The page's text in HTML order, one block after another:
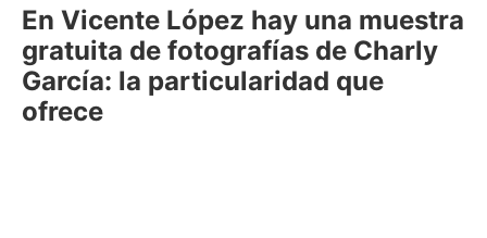
En Vicente López hay una muestra
gratuita de fotografías de Charly
García: la particularidad que
ofrece